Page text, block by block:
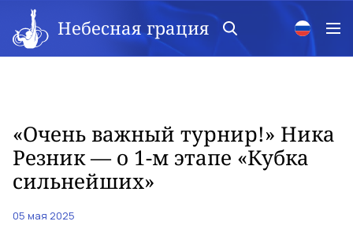
Небесная грация
«Очень важный турнир!» Ника
Резник — о 1-м этапе «Кубка
сильнейших»
05 мая 2025